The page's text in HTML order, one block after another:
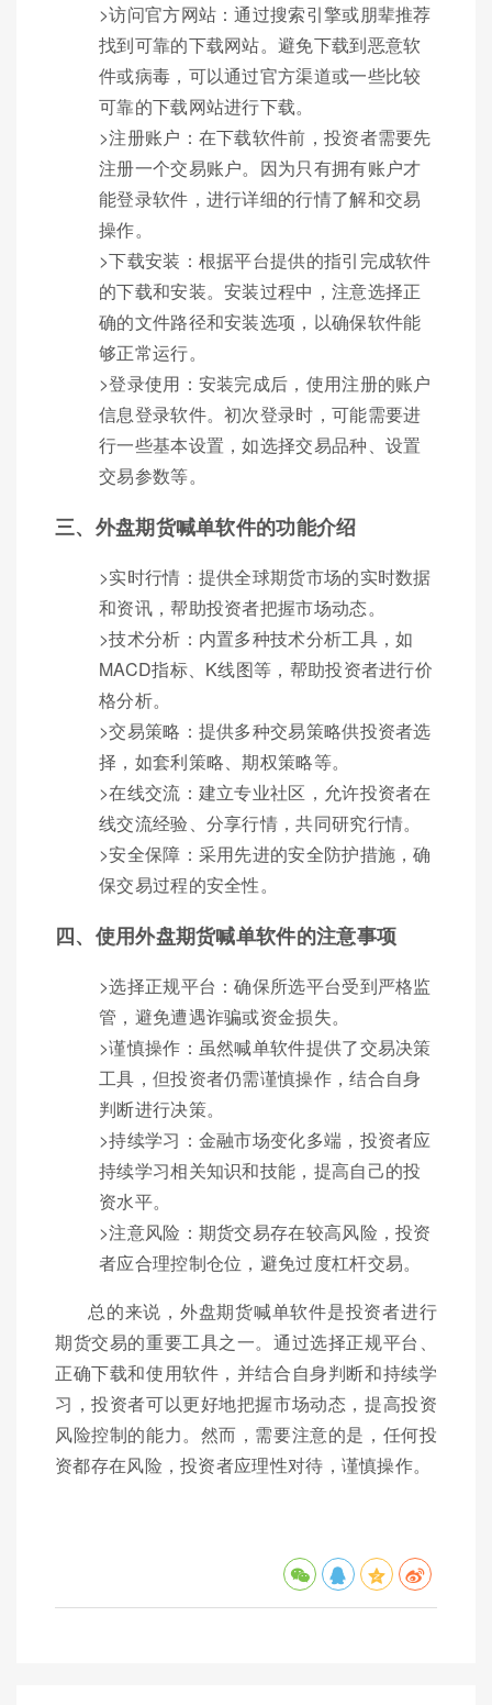
>访问官方网站：通过搜索引擎或朋辈推荐
找到可靠的下载网站。避免下载到恶意软
件或病毒，可以通过官方渠道或一些比较
可靠的下载网站进行下载。
>注册账户：在下载软件前，投资者需要先
注册一个交易账户。因为只有拥有账户才
能登录软件，进行详细的行情了解和交易
操作。
>下载安装：根据平台提供的指引完成软件
的下载和安装。安装过程中，注意选择正
确的文件路径和安装选项，以确保软件能
够正常运行。
>登录使用：安装完成后，使用注册的账户
信息登录软件。初次登录时，可能需要进
行一些基本设置，如选择交易品种、设置
交易参数等。
三、外盘期货喊单软件的功能介绍
>实时行情：提供全球期货市场的实时数据
和资讯，帮助投资者把握市场动态。
>技术分析：内置多种技术分析工具，如
MACD指标、K线图等，帮助投资者进行价
格分析。
>交易策略：提供多种交易策略供投资者选
择，如套利策略、期权策略等。
>在线交流：建立专业社区，允许投资者在
线交流经验、分享行情，共同研究行情。
>安全保障：采用先进的安全防护措施，确
保交易过程的安全性。
四、使用外盘期货喊单软件的注意事项
>选择正规平台：确保所选平台受到严格监
管，避免遭遇诈骗或资金损失。
>谨慎操作：虽然喊单软件提供了交易决策
工具，但投资者仍需谨慎操作，结合自身
判断进行决策。
>持续学习：金融市场变化多端，投资者应
持续学习相关知识和技能，提高自己的投
资水平。
>注意风险：期货交易存在较高风险，投资
者应合理控制仓位，避免过度杠杆交易。
总的来说，外盘期货喊单软件是投资者进行
期货交易的重要工具之一。通过选择正规平台、
正确下载和使用软件，并结合自身判断和持续学
习，投资者可以更好地把握市场动态，提高投资
风险控制的能力。然而，需要注意的是，任何投
资都存在风险，投资者应理性对待，谨慎操作。